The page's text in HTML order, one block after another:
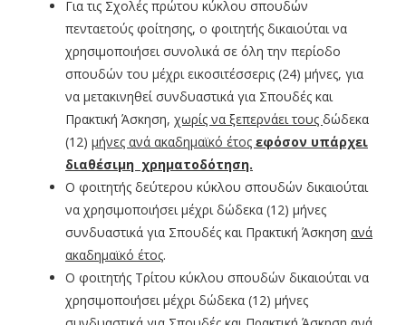
Για τις Σχολές πρώτου κύκλου σπουδών
πενταετούς φοίτησης, ο φοιτητής δικαιούται να
χρησιμοποιήσει συνολικά σε όλη την περίοδο
σπουδών του μέχρι εικοσιτέσσερις (24) μήνες, για
να μετακινηθεί συνδυαστικά για Σπουδές και
Πρακτική Άσκηση, χωρίς να ξεπερνάει τους δώδεκα
(12) μήνες ανά ακαδημαϊκό έτος εφόσον υπάρχει
διαθέσιμη χρηματοδότηση.
Ο φοιτητής δεύτερου κύκλου σπουδών δικαιούται
να χρησιμοποιήσει μέχρι δώδεκα (12) μήνες
συνδυαστικά για Σπουδές και Πρακτική Άσκηση ανά
ακαδημαϊκό έτος.
Ο φοιτητής Τρίτου κύκλου σπουδών δικαιούται να
χρησιμοποιήσει μέχρι δώδεκα (12) μήνες